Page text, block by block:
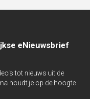
eNieuwsbrief
tot nieuws uit de
houdt je op de hoogte